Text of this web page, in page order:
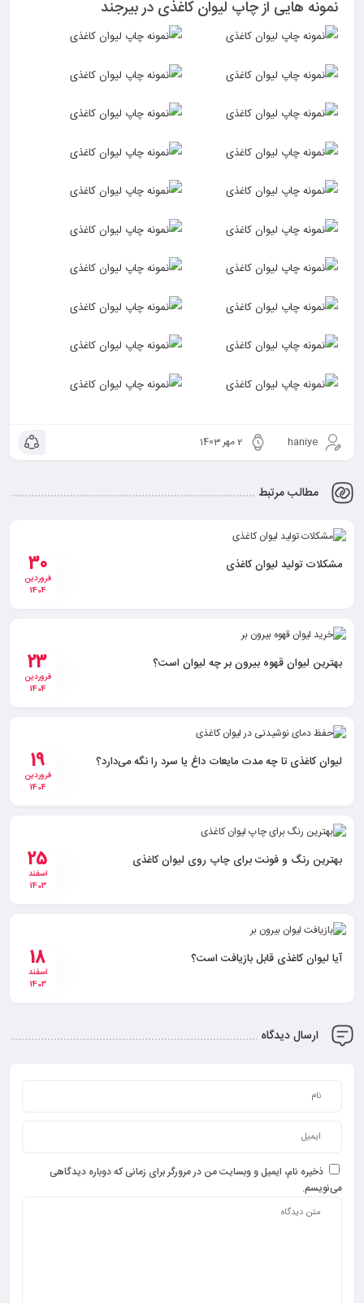
نمونه هایی از چاپ لیوان کاغذی در بیرجند
haniye 2 مهر 1403
مطالب مرتبط
30
فروردین
1404
مشکلات تولید لیوان کاغذی
23
فروردین
1404
بهترین لیوان قهوه بیرون بر چه لیوان است؟
19
فروردین
1404
لیوان کاغذی تا چه مدت مایعات داغ یا سرد را نگه می‌دارد؟
25
اسفند
1403
بهترین رنگ‌ و فونت برای چاپ روی لیوان کاغذی
18
اسفند
1403
آیا لیوان کاغذی قابل بازیافت است؟
ارسال دیدگاه
ذخیره نام، ایمیل و وبسایت من در مرورگر برای زمانی که دوباره دیدگاهی
می‌نویسم.